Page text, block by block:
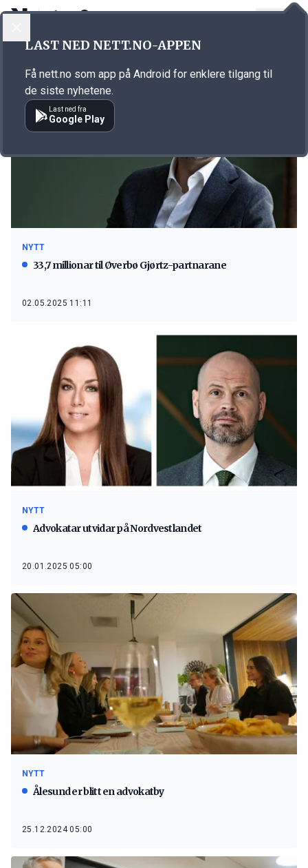
Emne: Øverbø Gjørtz
NYTT
33,7 millionar til Øverbø Gjørtz-partnarane
02.05.2025 11:11
NYTT
Advokatar utvidar på Nordvestlandet
20.01.2025 05:00
NYTT
Ålesund er blitt en advokatby
25.12.2024 05:00
LAST NED NETT.NO-APPEN
Få nett.no som app på Android for enklere tilgang til
de siste nyhetene.
Last ned fra
Google Play